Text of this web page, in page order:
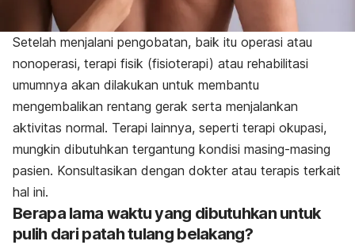
Setelah menjalani pengobatan, baik itu operasi atau
nonoperasi, terapi fisik (fisioterapi) atau rehabilitasi
umumnya akan dilakukan untuk membantu
mengembalikan rentang gerak serta menjalankan
aktivitas normal. Terapi lainnya, seperti terapi okupasi,
mungkin dibutuhkan tergantung kondisi masing-masing
pasien. Konsultasikan dengan dokter atau terapis terkait
hal ini.
Berapa lama waktu yang dibutuhkan untuk
pulih dari patah tulang belakang?